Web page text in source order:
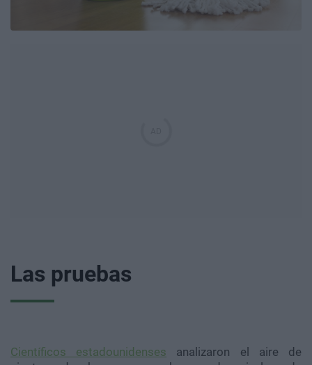
Las pruebas
Científicos estadounidenses analizaron el aire de